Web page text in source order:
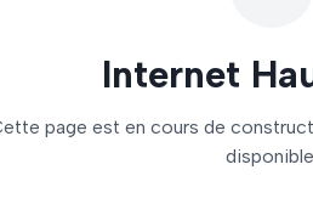
Internet
page est en cours de
disponible.